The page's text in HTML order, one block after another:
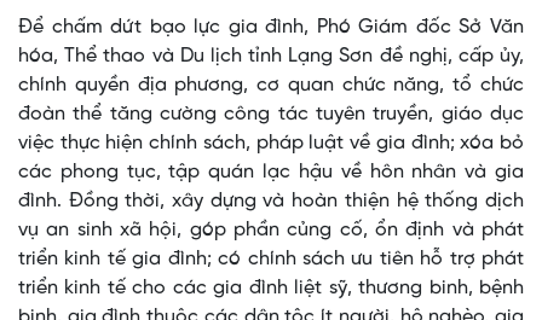
Để chấm dứt bạo lực gia đình, Phó Giám đốc Sở Văn
hóa, Thể thao và Du lịch tỉnh Lạng Sơn đề nghị, cấp ủy,
chính quyền địa phương, cơ quan chức năng, tổ chức
đoàn thể tăng cường công tác tuyên truyền, giáo dục
việc thực hiện chính sách, pháp luật về gia đình; xóa bỏ
các phong tục, tập quán lạc hậu về hôn nhân và gia
đình. Đồng thời, xây dựng và hoàn thiện hệ thống dịch
vụ an sinh xã hội, góp phần củng cố, ổn định và phát
triển kinh tế gia đình; có chính sách ưu tiên hỗ trợ phát
triển kinh tế cho các gia đình liệt sỹ, thương binh, bệnh